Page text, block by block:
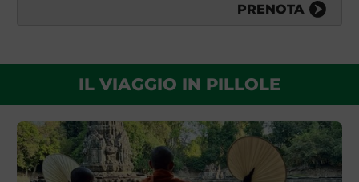
PRENOTA
IL VIAGGIO IN PILLOLE